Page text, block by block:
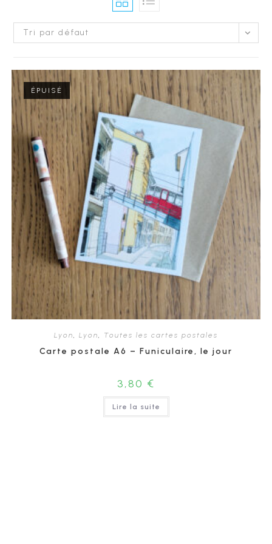
Tri par défaut
ÉPUISÉ
Lyon Lyon Toutes les cartes postales
Carte postale A6 – Funiculaire, le jour
3,80 €
Lire la suite